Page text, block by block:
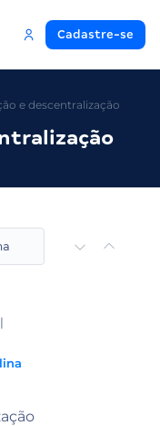
Cadastre-se
e descentralização
|